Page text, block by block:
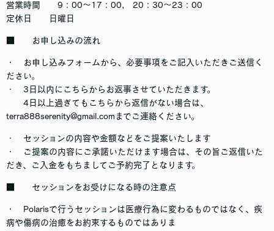
営業時間 9：00～17：00, 20：30～23：00
定休日 日曜日
■ お申し込みの流れ
・ お申し込みフォームから、必要事項をご記入いただきご送信く
ださい。
・ 3日以内にこちらからお返事させていただきます。
4日以上過ぎてもこちらから返信がない場合は、
terra888serenity@gmail.comまでご連絡ください。
・ セッションの内容や金額などをご提案いたします
・ ご提案の内容にご承諾いただけます場合は、その旨ご返信いた
だき、ご入金をもちましてご予約完了となります。
■ セッションをお受けになる時の注意点
・ Polarisで行うセッションは医療行為に変わるものではなく、疾
病や傷病の治癒をお約束するものではありま